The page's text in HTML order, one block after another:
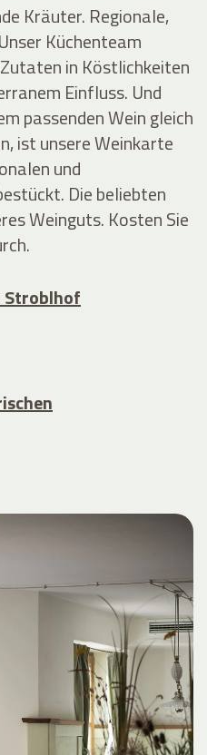
Kräuter. Regionale,
Küchenteam
in Köstlichkeiten
Einfluss. Und
passenden Wein gleich
ist unsere Weinkarte
und
Die beliebten
Weinguts. Kosten Sie
Stroblhof